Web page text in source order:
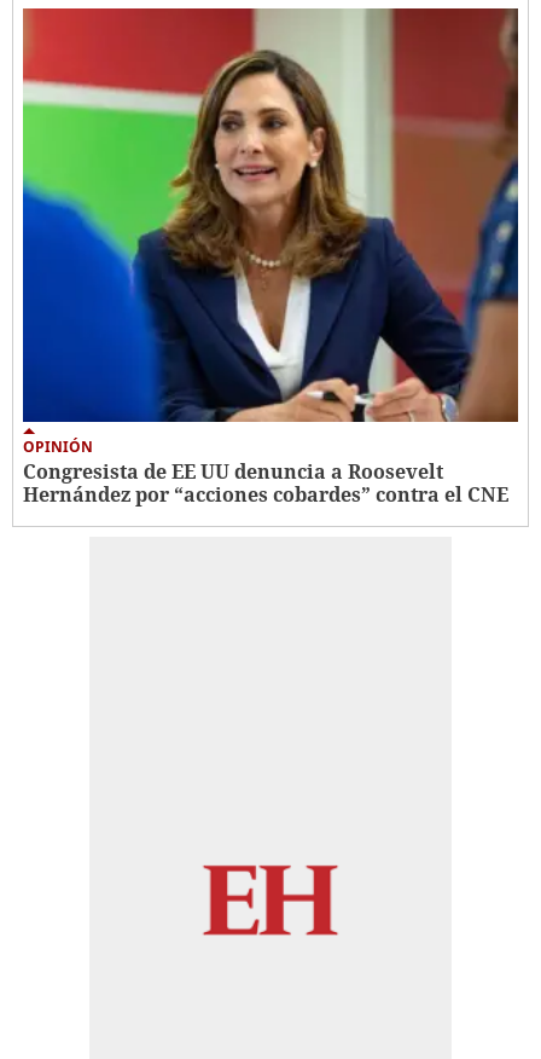
OPINIÓN
Congresista de EE UU denuncia a Roosevelt
Hernández por “acciones cobardes” contra el CNE